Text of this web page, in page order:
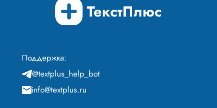
Поддержка:
@textplus_help_bot
info@textplus.ru